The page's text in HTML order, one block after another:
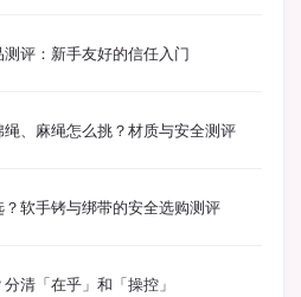
评：新手友好的信任入门
、麻绳怎么挑？材质与安全测评
软手铐与绑带的安全选购测评
清「在乎」和「操控」